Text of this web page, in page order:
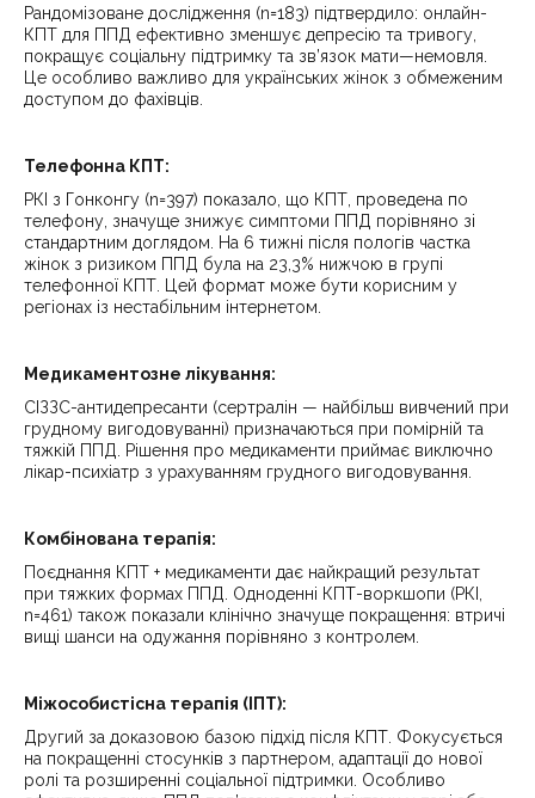
Рандомізоване дослідження (n=183) підтвердило: онлайн-
КПТ для ППД ефективно зменшує депресію та тривогу,
покращує соціальну підтримку та зв’язок мати—немовля.
Це особливо важливо для українських жінок з обмеженим
доступом до фахівців.
Телефонна КПТ:
РКІ з Гонконгу (n=397) показало, що КПТ, проведена по
телефону, значуще знижує симптоми ППД порівняно зі
стандартним доглядом. На 6 тижні після пологів частка
жінок з ризиком ППД була на 23,3% нижчою в групі
телефонної КПТ. Цей формат може бути корисним у
регіонах із нестабільним інтернетом.
Медикаментозне лікування:
СІЗЗС-антидепресанти (сертралін — найбільш вивчений при
грудному вигодовуванні) призначаються при помірній та
тяжкій ППД. Рішення про медикаменти приймає виключно
лікар-психіатр з урахуванням грудного вигодовування.
Комбінована терапія:
Поєднання КПТ + медикаменти дає найкращий результат
при тяжких формах ППД. Одноденні КПТ-воркшопи (РКІ,
n=461) також показали клінічно значуще покращення: втричі
вищі шанси на одужання порівняно з контролем.
Міжособистісна терапія (ІПТ):
Другий за доказовою базою підхід після КПТ. Фокусується
на покращенні стосунків з партнером, адаптації до нової
ролі та розширенні соціальної підтримки. Особливо